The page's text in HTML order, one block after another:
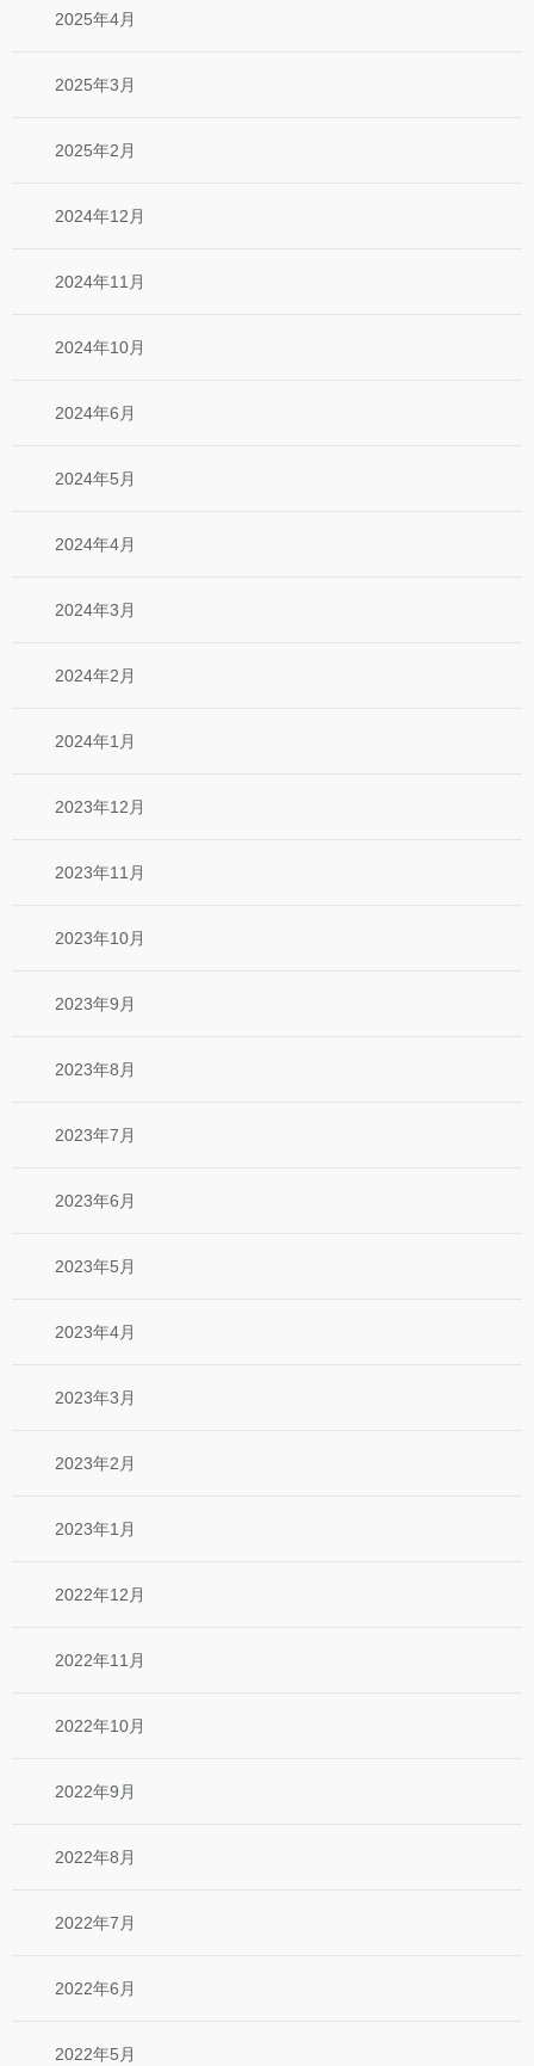
2025年4月
2025年3月
2025年2月
2024年12月
2024年11月
2024年10月
2024年6月
2024年5月
2024年4月
2024年3月
2024年2月
2024年1月
2023年12月
2023年11月
2023年10月
2023年9月
2023年8月
2023年7月
2023年6月
2023年5月
2023年4月
2023年3月
2023年2月
2023年1月
2022年12月
2022年11月
2022年10月
2022年9月
2022年8月
2022年7月
2022年6月
2022年5月